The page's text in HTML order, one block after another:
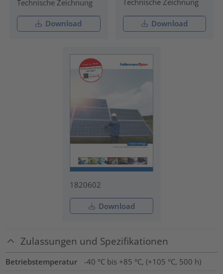
Technische Zeichnung
Download
Technische Zeichnung
Download
1820602
Download
Zulassungen und Spezifikationen
Betriebstemperatur
-40 °C bis +85 °C, (+105 °C, 500 h)